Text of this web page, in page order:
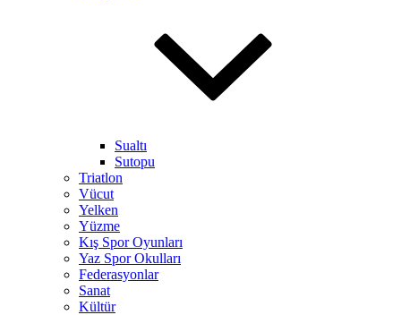
Sualtı
Sutopu
Triatlon
Vücut
Yelken
Yüzme
Kış Spor Oyunları
Yaz Spor Okulları
Federasyonlar
Sanat
Kültür